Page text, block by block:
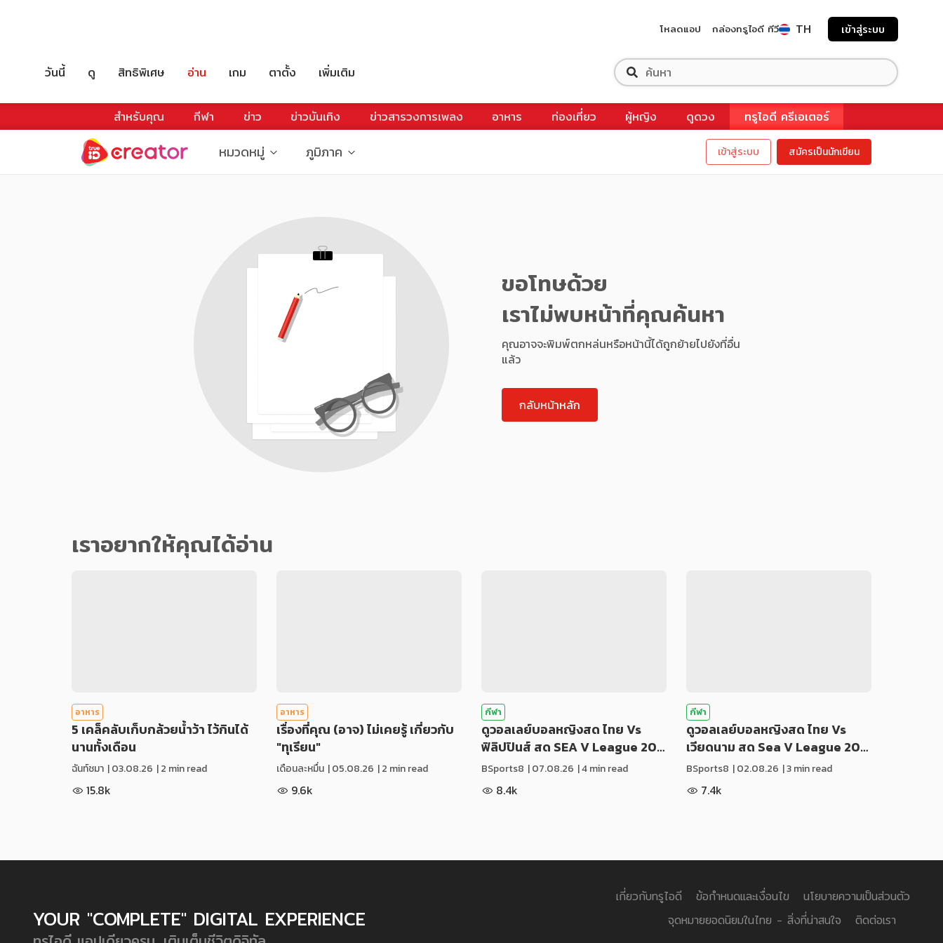
โหลดแอป กล่องทรูไอดี ทีวี TH เข้าสู่ระบบ
วันนี้ ดู สิทธิพิเศษ อ่าน เกม ตาตั้ง เพิ่มเติม
สำหรับคุณ กีฬา ข่าว ข่าวบันเทิง ข่าวสารวงการเพลง อาหาร ท่องเที่ยว ผู้หญิง ดูดวง ทรูไอดี ครีเอเตอร์
หมวดหมู่ ภูมิภาค เข้าสู่ระบบ สมัครเป็นนักเขียน
ขอโทษด้วย
เราไม่พบหน้าที่คุณค้นหา
คุณอาจจะพิมพ์ตกหล่นหรือหน้านี้ได้ถูกย้ายไปยังที่อื่น
แล้ว
กลับหน้าหลัก
เราอยากให้คุณได้อ่าน
อาหาร
5 เคล็คลับเก็บกล้วยน้ำว้า ไว้กินได้
นานทั้งเดือน
ฉันท์ชมา |03.08.26 | 2 min read
15.8k
อาหาร
เรื่องที่คุณ (อาจ) ไม่เคยรู้ เกี่ยวกับ
"ทุเรียน"
เดือนละหมื่น |05.08.26 | 2 min read
9.6k
กีฬา
ดูวอลเลย์บอลหญิงสด ไทย Vs
ฟิลิปปินส์ สด SEA V League 20…
BSports8 |07.08.26 | 4 min read
8.4k
กีฬา
ดูวอลเลย์บอลหญิงสด ไทย Vs
เวียดนาม สด Sea V League 20…
BSports8 |02.08.26 | 3 min read
7.4k
YOUR "COMPLETE" DIGITAL EXPERIENCE
เกี่ยวกับทรูไอดี ข้อกำหนดและเงื่อนไข
นโยบายความเป็นส่วนตัว
จุดหมายยอดนิยมในไทย - สิ่งที่น่าสนใจ
ติดต่อเรา